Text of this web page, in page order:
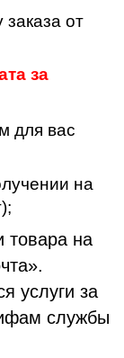
от
за
для вас
на
товара на
услуги за
службы